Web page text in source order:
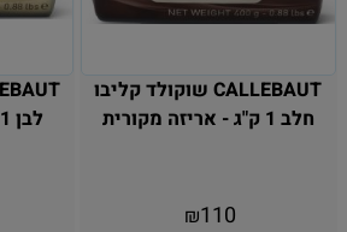
CALLEBAUT שוקולד קליבו
חלב 1 ק"ג - אריזה מקורית
₪110
לבן 1 ק"ג אריזה מקורית